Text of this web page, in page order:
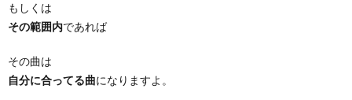
もしくは
その範囲内であれば
その曲は
自分に合ってる曲になりますよ。